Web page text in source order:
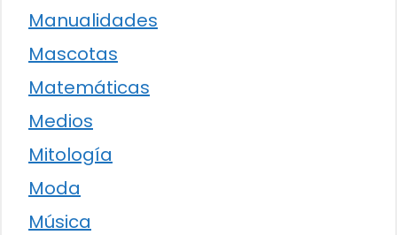
Manualidades
Mascotas
Matemáticas
Medios
Mitología
Moda
Música